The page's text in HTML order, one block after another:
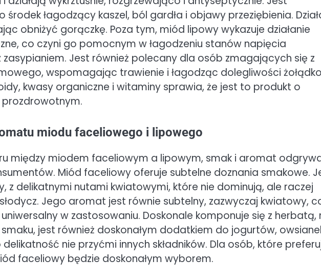
łagodzący kaszel, ból gardła i objawy przeziębienia.
obniżyć gorączkę. Poza tym, miód lipowy wykazuje działanie
co czyni go pomocnym w łagodzeniu stanów napięcia
Jest również polecany dla osób zmagających się z
wspomagając trawienie i łagodząc dolegliwości
kwasy organiczne i witaminy sprawia, że jest to produkt o
prozdrowotnym.
miodu faceliowego i lipowego
między miodem faceliowym a lipowym, smak i aromat
Miód faceliowy oferuje subtelne doznania smakowe.
z delikatnymi nutami kwiatowymi, które nie dominują, ale raczej
Jego aromat jest równie subtelny, zazwyczaj kwiatowy,
w zastosowaniu. Doskonale komponuje się z herbatą,
jest również doskonałym dodatkiem do jogurtów,
nie przyćmi innych składników. Dla osób, które
faceliowy będzie doskonałym wyborem.